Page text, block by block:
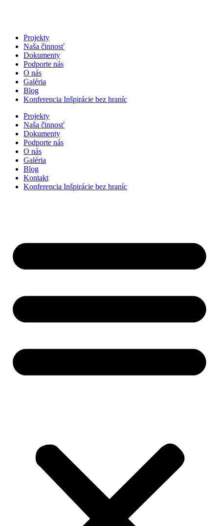
Projekty
Naša činnosť
Dokumenty
Podporte nás
O nás
Galéria
Blog
Konferencia Inšpirácie bez hraníc
Projekty
Naša činnosť
Dokumenty
Podporte nás
O nás
Galéria
Blog
Kontakt
Konferencia Inšpirácie bez hraníc